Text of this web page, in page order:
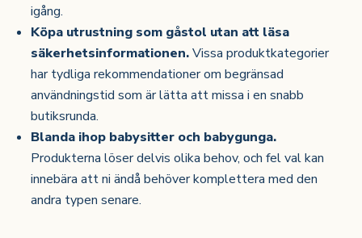
igång.
Köpa utrustning som gåstol utan att läsa
säkerhetsinformationen.Vissa produktkategorier
har tydliga rekommendationer om begränsad
användningstid som är lätta att missa i en snabb
butiksrunda.
Blanda ihop babysitter och babygunga.
Produkterna löser delvis olika behov, och fel val kan
innebära att ni ändå behöver komplettera med den
andra typen senare.